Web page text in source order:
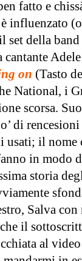
fatto e
set della
cantante
on (Tasto
National, i
scorsa.
di
il nome
in modo
storia
Salva
il
al